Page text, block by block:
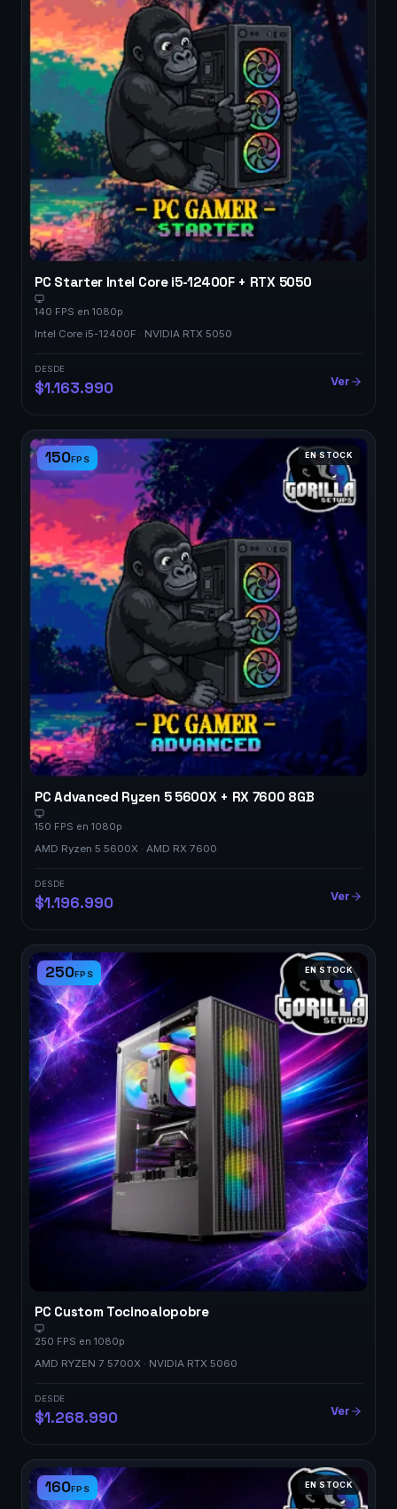
PC Starter Intel Core i5-12400F + RTX 5050
140 FPS en 1080p
Intel Core i5-12400F · NVIDIA RTX 5050
DESDE
$1.163.990 Ver
150FPS EN STOCK
PC Advanced Ryzen 5 5600X + RX 7600 8GB
150 FPS en 1080p
AMD Ryzen 5 5600X · AMD RX 7600
DESDE
$1.196.990 Ver
250FPS EN STOCK
PC Custom Tocinoalopobre
250 FPS en 1080p
AMD RYZEN 7 5700X · NVIDIA RTX 5060
DESDE
$1.268.990 Ver
160FPS EN STOCK